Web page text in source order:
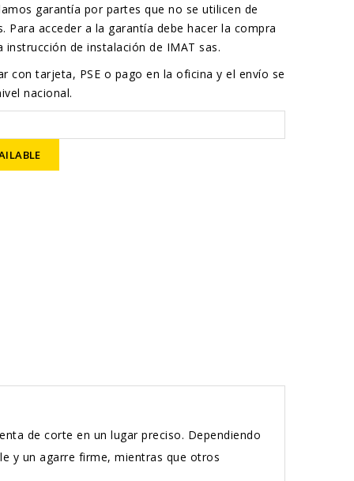
garantía por partes que no se utilicen de
Para acceder a la garantía debe hacer la compra
instrucción de instalación de IMAT sas.
con tarjeta, PSE o pago en la oficina y el envío se
nacional.
de corte en un lugar preciso. Dependiendo
y un agarre firme, mientras que otros